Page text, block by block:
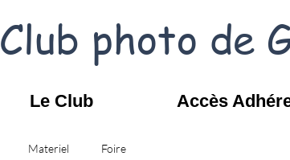
Club photo de
Le Club Accès
Materiel Foire